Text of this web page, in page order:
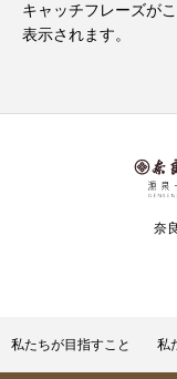
キャッチフレーズが
表示されます。
奈
私たちが目指すこと 私